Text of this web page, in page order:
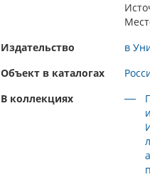
Издательство
в
Объект в каталогах
В коллекциях